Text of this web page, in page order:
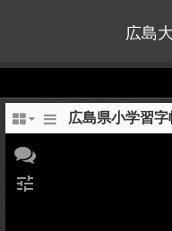
広島
広島県小学習
tune